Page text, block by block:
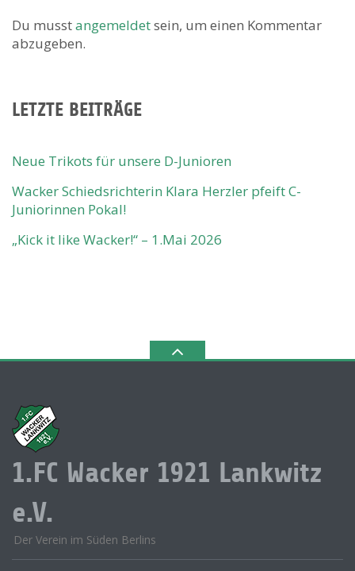
Du musstangemeldetsein, um einen Kommentar
abzugeben.
LETZTE BEITRÄGE
Neue Trikots für unsere D-Junioren
Wacker Schiedsrichterin Klara Herzler pfeift C-
Juniorinnen Pokal!
„Kick it like Wacker!“ – 1.Mai 2026
1.FC Wacker 1921 Lankwitz
e.V.
Der Verein im Süden Berlins